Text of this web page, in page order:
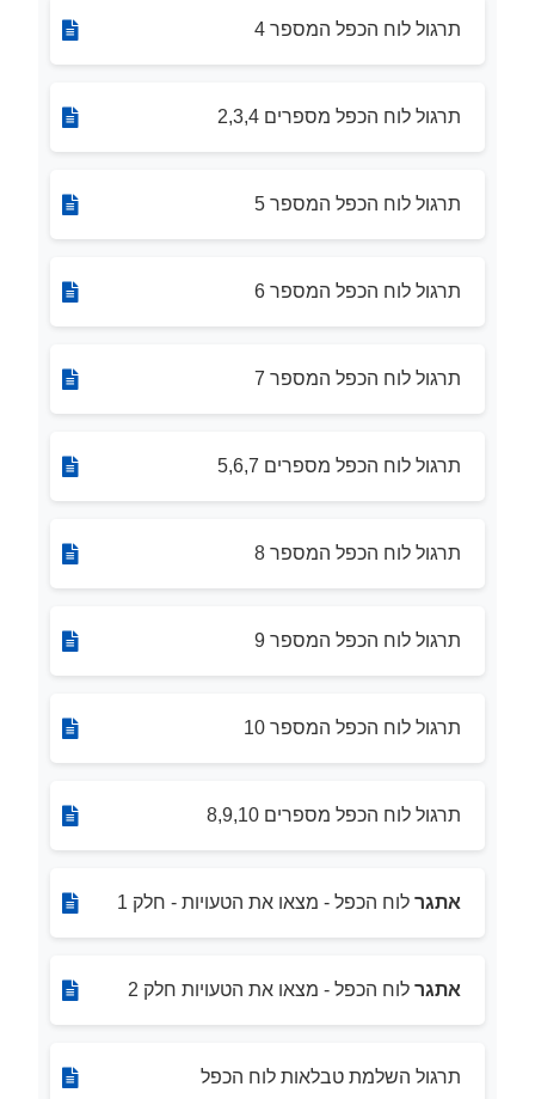
תרגול לוח הכפל המספר 4
תרגול לוח הכפל מספרים 2,3,4
תרגול לוח הכפל המספר 5
תרגול לוח הכפל המספר 6
תרגול לוח הכפל המספר 7
תרגול לוח הכפל מספרים 5,6,7
תרגול לוח הכפל המספר 8
תרגול לוח הכפל המספר 9
תרגול לוח הכפל המספר 10
תרגול לוח הכפל מספרים 8,9,10
אתגר לוח הכפל - מצאו את הטעויות - חלק 1
אתגר לוח הכפל - מצאו את הטעויות חלק 2
תרגול השלמת טבלאות לוח הכפל